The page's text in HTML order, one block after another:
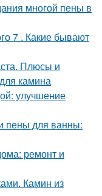
многой пены в
7 . Какие бывают
Плюсы и
камина
улучшение
пены для ванны:
ремонт и
Камин из